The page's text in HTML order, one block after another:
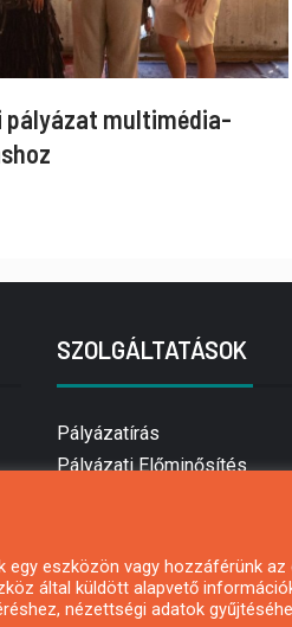
pályázat multimédia-
SZOLGÁLTATÁSOK
Pályázatírás
Pályázati Előminősítés
Mezőgazdasági
Pályázatírás
eszközön vagy hozzáférünk
által küldött alapvető
nézettségi adatok